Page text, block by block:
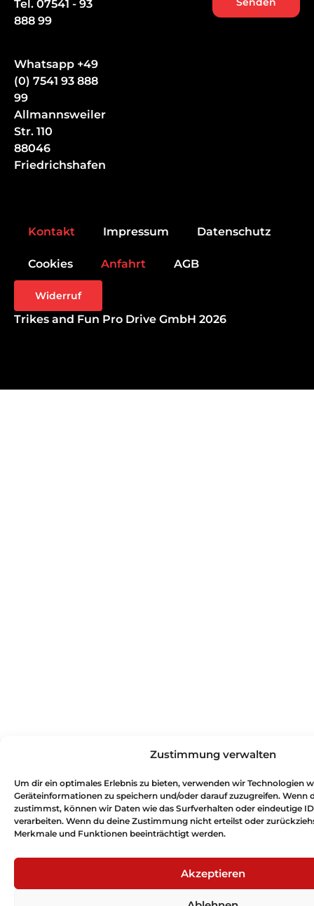
Zustimmung verwalten
Um dir ein optimales Erlebnis zu bieten, verwenden wir Technologien
Geräteinformationen zu speichern und/oder darauf zuzugreifen. Wenn
zustimmst, können wir Daten wie das Surfverhalten oder eindeutige
verarbeiten. Wenn du deine Zustimmung nicht erteilst oder
Merkmale und Funktionen beeinträchtigt werden.
Akzeptieren
Tel. 07541 - 93
888 99
Whatsapp +49
(0) 7541 93 888
99
Allmannsweiler
Str. 110
88046
Friedrichshafen
Kontakt Impressum Datenschutz
Cookies Anfahrt AGB
Widerruf
Trikes and Fun Pro Drive GmbH 2026